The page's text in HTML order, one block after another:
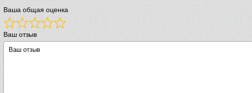
Ваша общая оценка
Ваш отзыв